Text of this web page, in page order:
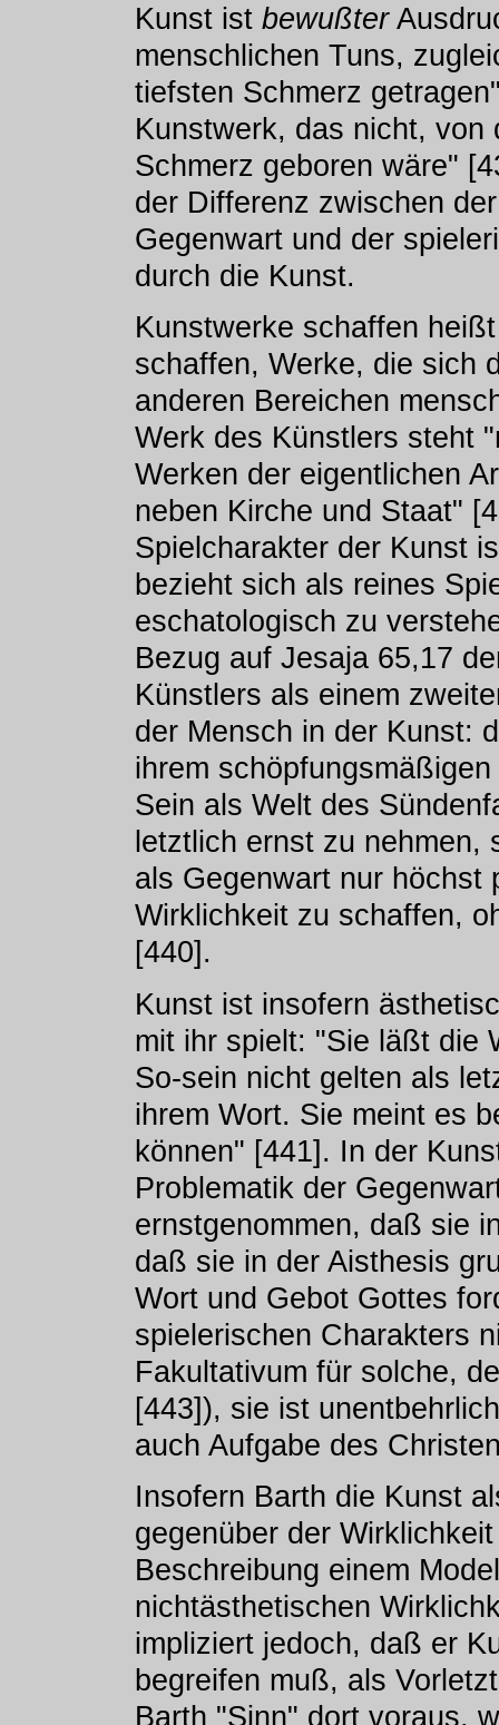
Kunst ist bewußter
menschlichen Tuns,
tiefsten Schmerz
Kunstwerk, das nicht, von
Schmerz geboren wäre"
der Differenz zwischen
Gegenwart und der
durch die Kunst.
Kunstwerke schaffen
schaffen, Werke, die sich
anderen Bereichen
Werk des Künstlers steht
Werken der eigentlichen
neben Kirche und Staat"
Spielcharakter der Kunst
bezieht sich als reines
eschatologisch zu
Bezug auf Jesaja 65,17
Künstlers als einem
der Mensch in der Kunst:
ihrem
Sein als Welt des
letztlich ernst zu
als Gegenwart nur höchst
Wirklichkeit zu schaffen,
[440].
Kunst ist insofern
mit ihr spielt: "Sie läßt die
So-sein nicht gelten als
ihrem Wort. Sie meint es
können" [441]. In der
Problematik der
ernstgenommen, daß sie
daß sie in der Aisthesis
Wort und Gebot Gottes
spielerischen Charakters
Fakultativum für solche,
[443]), sie ist
auch Aufgabe des
Insofern Barth die Kunst
gegenüber der
Beschreibung einem
nichtästhetischen
impliziert jedoch, daß er
begreifen muß, als
Barth "Sinn" dort voraus,